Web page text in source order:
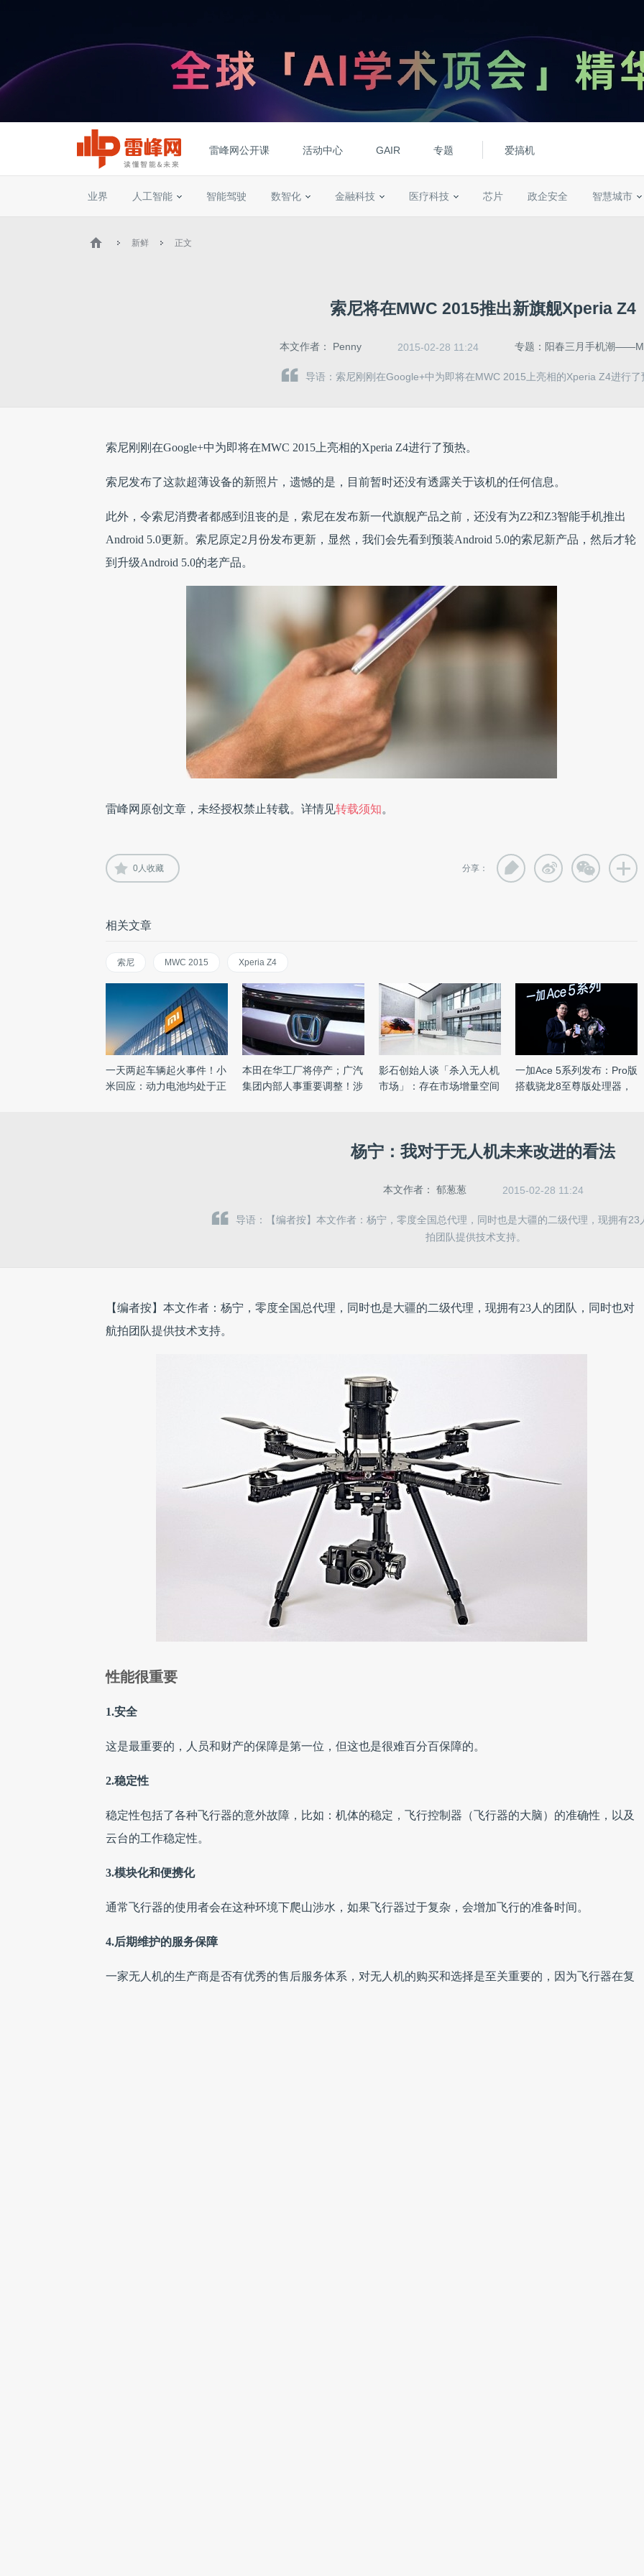
雷峰网公开课 活动中心 GAIR 专题 爱搞机
业界 人工智能 智能驾驶 数智化 金融科技 医疗科技 芯片 政企安全 智慧城市
新鲜 正文
索尼将在MWC 2015推出新旗舰Xperia Z4
本文作者： Penny 2015-02-28 11:24 专题：阳春三月手机潮
导语：​索尼刚刚在Google+中为即将在MWC 2015上亮相的Xperia Z4进行了
索尼刚刚在Google+中为即将在MWC 2015上亮相的Xperia Z4进行了预热。
索尼发布了这款超薄设备的新照片，遗憾的是，目前暂时还没有透露关于该机的任何信息。
此外，令索尼消费者都感到沮丧的是，索尼在发布新一代旗舰产品之前，还没有为Z2和Z3智能手机推出
Android 5.0更新。索尼原定2月份发布更新，显然，我们会先看到预装Android 5.0的索尼新产品，然后才轮
到升级Android 5.0的老产品。
雷峰网原创文章，未经授权禁止转载。详情见转载须知。
0人收藏 分享：
相关文章
索尼 MWC 2015 Xperia Z4
一天两起车辆起火事件！小
米回应：动力电池均处于正
本田在华工厂将停产；广汽
集团内部人事重要调整！涉
影石创始人谈「杀入无人机
市场」：存在市场增量空间
一加Ace 5系列发布：Pro版
搭载骁龙8至尊版处理器，
杨宁：我对于无人机未来改进的看法
本文作者： 郁葱葱 2015-02-28 11:24
导语：【编者按】本文作者：杨宁，零度全国总代理，同时也是大疆的二级代理，现拥有23
拍团队提供技术支持。
【编者按】本文作者：杨宁，零度全国总代理，同时也是大疆的二级代理，现拥有23人的团队，同时也对
航拍团队提供技术支持。
性能很重要
1.安全
这是最重要的，人员和财产的保障是第一位，但这也是很难百分百保障的。
2.稳定性
稳定性包括了各种飞行器的意外故障，比如：机体的稳定，飞行控制器（飞行器的大脑）的准确性，以及
云台的工作稳定性。
3.模块化和便携化
通常飞行器的使用者会在这种环境下爬山涉水，如果飞行器过于复杂，会增加飞行的准备时间。
4.后期维护的服务保障
一家无人机的生产商是否有优秀的售后服务体系，对无人机的购买和选择是至关重要的，因为飞行器在复